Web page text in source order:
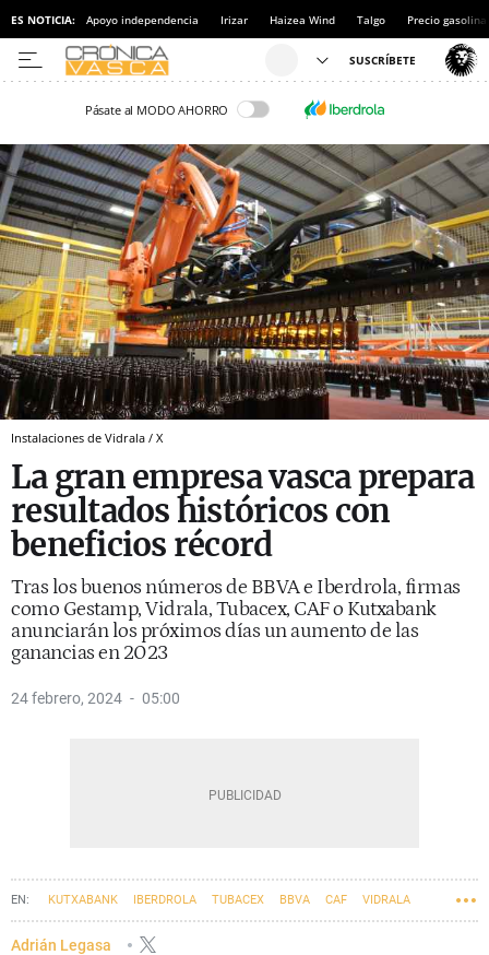
ES NOTICIA: Apoyo independencia Irizar Haizea Wind Talgo Precio gasolina
Pásate al MODO AHORRO
Instalaciones de Vidrala / X
La gran empresa vasca prepara
resultados históricos con
beneficios récord
Tras los buenos números de BBVA e Iberdrola, firmas
como Gestamp, Vidrala, Tubacex, CAF o Kutxabank
anunciarán los próximos días un aumento de las
ganancias en 2023
24 febrero, 2024 05:00
KUTXABANK IBERDROLA TUBACEX BBVA CAF VIDRALA
GESTAMP
Adrián Legasa